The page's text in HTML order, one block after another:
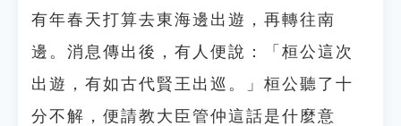
有年春天打算去東海邊出遊，再轉往南
邊。消息傳出後，有人便說：「桓公這次
出遊，有如古代賢王出巡。」桓公聽了十
分不解，便請教大臣管仲這話是什麼意